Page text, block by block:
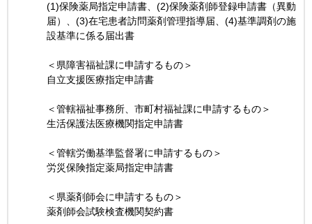
(1)保険薬局指定申請書、(2)保険薬剤師登録申請書（異動
届）、(3)在宅患者訪問薬剤管理指導届、(4)基準調剤の施
設基準に係る届出書
＜県障害福祉課に申請するもの＞
自立支援医療指定申請書
＜管轄福祉事務所、市町村福祉課に申請するもの＞
生活保護法医療機関指定申請書
＜管轄労働基準監督署に申請するもの＞
労災保険指定薬局指定申請書
＜県薬剤師会に申請するもの＞
薬剤師会試験検査機関契約書